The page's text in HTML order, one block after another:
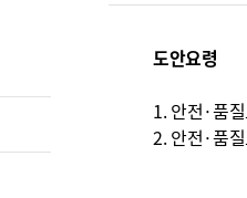
도안요령
1. 안전·품
2. 안전·품